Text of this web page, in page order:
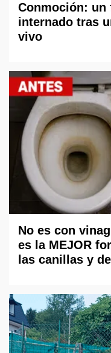
Conmoción: un
internado tras
vivo
No es con
es la MEJOR
las canillas y